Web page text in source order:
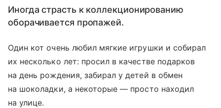
Иногда страсть к коллекционированию
оборачивается пропажей.
Один кот очень любил мягкие игрушки и собирал
их несколько лет: просил в качестве подарков
на день рождения, забирал у детей в обмен
на шоколадки, а некоторые — просто находил
на улице.